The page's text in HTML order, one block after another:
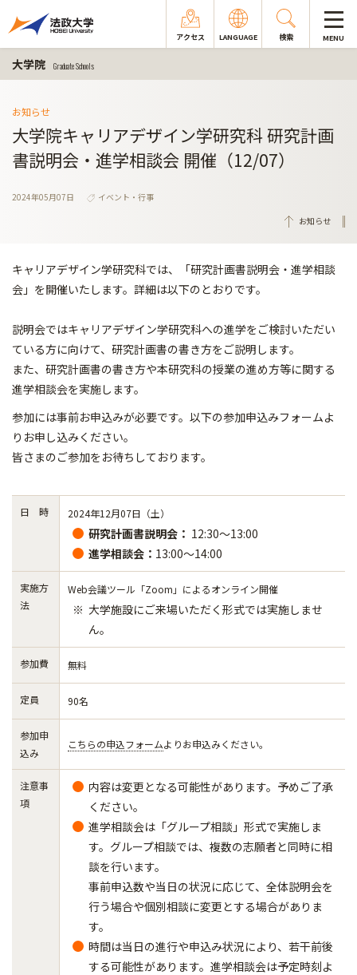
アクセス LANGUAGE 検索 MENU
大学院 Graduate Schools
お知らせ
大学院キャリアデザイン学研究科 研究計画
書説明会・進学相談会 開催（12/07）
2024年05月07日
イベント・行事
お知らせ
キャリアデザイン学研究科では、「研究計画書説明会・進学相談
会」を開催いたします。詳細は以下のとおりです。
説明会ではキャリアデザイン学研究科への進学をご検討いただい
ている方に向けて、研究計画書の書き方をご説明します。
また、研究計画書の書き方や本研究科の授業の進め方等に関する
進学相談会を実施します。
参加には事前お申込みが必要です。以下の参加申込みフォームよ
りお申し込みください。
皆さまのご参加をお待ちしております。
日 時 2024年12月07日（土）
研究計画書説明会： 12:30～13:00
進学相談会： 13:00～14:00
実施方
法
Web会議ツール「Zoom」によるオンライン開催
大学施設にご来場いただく形式では実施しませ
ん。
参加費 無料
定員 90名
参加申
込み
こちらの申込フォームよりお申込みください。
注意事
項
内容は変更となる可能性があります。予めご了承
ください。
進学相談会は「グループ相談」形式で実施しま
す。グループ相談では、複数の志願者と同時に相
談を行います。
事前申込数や当日の状況に応じて、全体説明会を
行う場合や個別相談に変更とする場合がありま
す。
時間は当日の進行や申込み状況により、若干前後
する可能性があります。進学相談会は予定時刻よ